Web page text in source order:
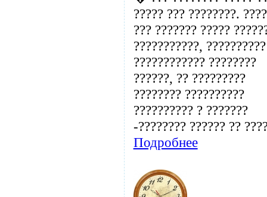
????? ??? ????????.
??? ??????? ?????
???????????,
???????????? ????????
??????, ?? ?????????
???????? ??????????
?????????? ? ???????
-???????? ?????? ??
Подробнее